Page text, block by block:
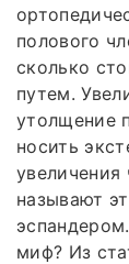
полового
сколько
путем.
утолщение
носить
называют
миф? Из